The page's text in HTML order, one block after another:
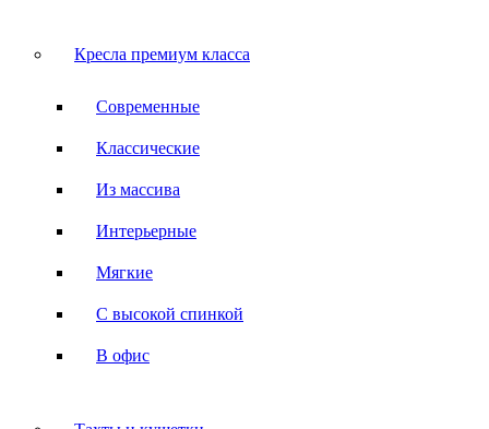
Кресла премиум класса
Современные
Классические
Из массива
Интерьерные
Мягкие
С высокой спинкой
В офис